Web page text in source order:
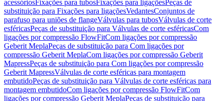
acessóriosFixações para tubosFixações para ligaçõesPeças de
substituição para Fixações para ligaçõesVedantesConjuntos de
parafuso para uniões de flangeVálvulas para tubosVálvulas de corte
esféricasPeças de substituição para Válvulas de corte esféricasCom
ligações por compressão FlowFitCom ligações por compressão
Geberit MeplaPeças de substituição para Com ligações por
compressão Geberit MeplaCom ligações por compressão Geberit
MapressPeças de substituição para Com ligações por compressão
Geberit MapressVálvulas de corte esféricas para montagem
embutidoPeças de substituição para Válvulas de corte esféricas para
montagem embutidoCom ligações por compressão FlowFitCom
ligações por compressão Geberit MeplaPeças de substituição para